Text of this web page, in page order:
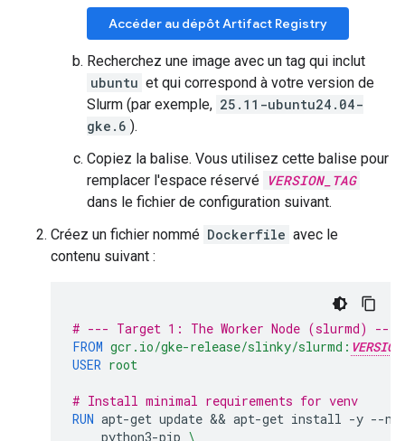
Accéder au dépôt Artifact Registry
Recherchez une image avec un tag qui inclut
ubuntu et qui correspond à votre version de
Slurm (par exemple, 25.11-ubuntu24.04-
gke.6 ).
Copiez la balise. Vous utilisez cette balise pour
remplacer l'espace réservé VERSION_TAG
dans le fichier de configuration suivant.
Créez un fichier nommé Dockerfile avec le
contenu suivant :
# --- Target 1: The Worker Node (slurmd) ---
FROM gcr.io/gke-release/slinky/slurmd:
USER root
# Install minimal requirements for venv
RUN apt-get update && apt-get install -y --
python3-pip \